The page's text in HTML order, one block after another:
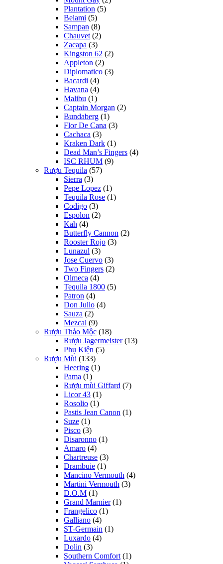
Plantation (5)
Belami (5)
Sampan (8)
Chauvet (2)
Zacapa (3)
Kingston 62 (2)
Appleton (2)
Diplomatico (3)
Bacardi (4)
Havana (4)
Malibu (1)
Captain Morgan (2)
Bundaberg (1)
Flor De Cana (3)
Cachaca (3)
Kraken Dark (1)
Dead Man’s Fingers (4)
ISC RHUM (9)
Rượu Tequila (57)
Sierra (3)
Pepe Lopez (1)
Tequila Rose (1)
Codigo (3)
Espolon (2)
Kah (4)
Butterfly Cannon (2)
Rooster Rojo (3)
Lunazul (3)
Jose Cuervo (3)
Two Fingers (2)
Olmeca (4)
Tequila 1800 (5)
Patron (4)
Don Julio (4)
Sauza (2)
Mezcal (9)
Rượu Thảo Mộc (18)
Rượu Jagermeister (13)
Phụ Kiện (5)
Rượu Mùi (133)
Heering (1)
Pama (1)
Rượu mùi Giffard (7)
Licor 43 (1)
Rosolio (1)
Pastis Jean Canon (1)
Suze (1)
Pisco (3)
Disaronno (1)
Amaro (4)
Chartreuse (3)
Drambuie (1)
Mancino Vermouth (4)
Martini Vermouth (3)
D.O.M (1)
Grand Marnier (1)
Frangelico (1)
Galliano (4)
ST-Germain (1)
Luxardo (4)
Dolin (3)
Southern Comfort (1)